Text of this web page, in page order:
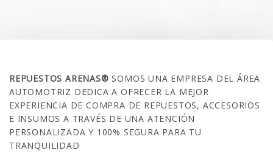
REPUESTOS ARENAS®SOMOS UNA EMPRESA DEL ÁREA
AUTOMOTRIZ DEDICA A OFRECER LA MEJOR
EXPERIENCIA DE COMPRA DE REPUESTOS, ACCESORIOS
E INSUMOS A TRAVÉS DE UNA ATENCIÓN
PERSONALIZADA Y 100% SEGURA PARA TU
TRANQUILIDAD